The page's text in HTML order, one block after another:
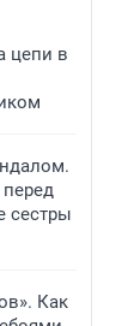
цепи в
сестры
Как